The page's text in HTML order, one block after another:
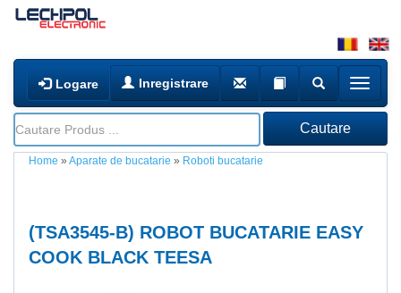
Logare Inregistrare
Home » Aparate de bucatarie » Roboti bucatarie
(TSA3545-B) ROBOT BUCATARIE EASY
COOK BLACK TEESA